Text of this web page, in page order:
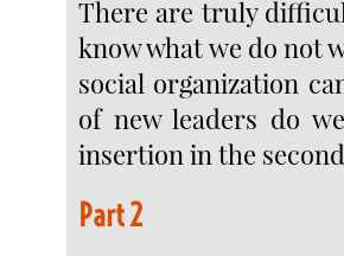
There are truly
know what we do not
social organization
of new leaders do
insertion in the
Part 2